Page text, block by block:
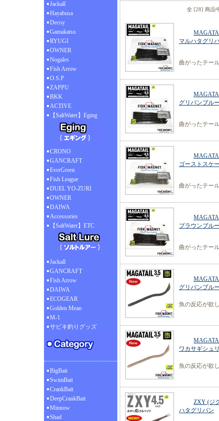
Jackall
Hayabusa
Decoy
Gamakatsu
RYUGI
OWNER
Nogales
Fish Arrow
O.S.P
ZAPPU
BKK
ACTIVE
【SaltWater】Eging
CRONO
GANCRAFT
EverGreen
Fish League
DUEL YO-ZURI
OWNER
DAIWA
Accessories
【SaltWater】ETC
Jackall
GANCRAFT
Fish Arrow
DAIWA
ECOGEAR
Golden Mean
M-1
サビキ釣りグッズ
BigBait
SwimBait
CrankBait
DeepCrankBait
Minnow
Shad
全 [28] 商品
マルハタグリ
曲がったテー
グリパンブル
曲がったテー
ゴーストスケ
曲がったテー
ブラウンブル
曲がったテー
グリパンブル
魚の反応が欲
ワカサギシュ
魚の反応が欲
ZXY (ジ
ハタグリパン